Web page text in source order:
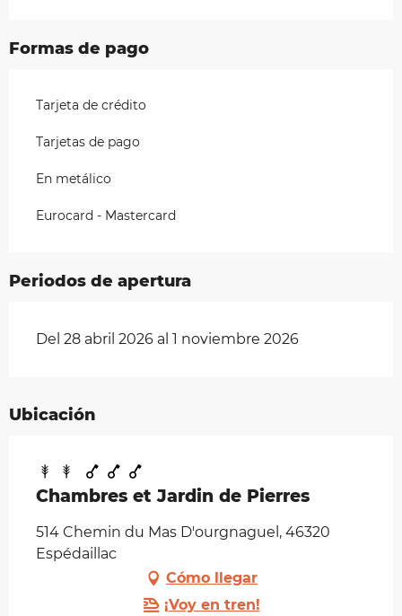
Formas de pago
Tarjeta de crédito
Tarjetas de pago
En metálico
Eurocard - Mastercard
Periodos de apertura
Del 28 abril 2026 al 1 noviembre 2026
Ubicación
Chambres et Jardin de Pierres
514 Chemin du Mas D'ourgnaguel, 46320
Espédaillac
Cómo llegar
¡Voy en tren!